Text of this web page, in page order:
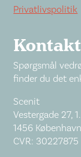
Privatlivspolitik
Kontakt
Spørgsmål
finder du det
Scenit
Vestergade 27,
1456
CVR: 30227875